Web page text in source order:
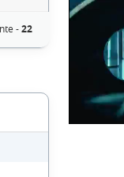
-22